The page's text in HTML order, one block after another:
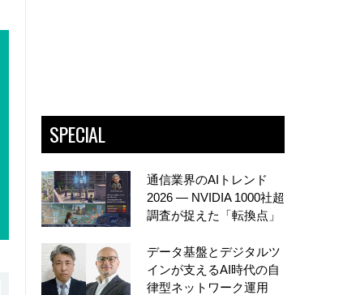
SPECIAL
通信業界のAIトレンド
2026 ― NVIDIA 1000社超
調査が捉えた「転換点」
データ基盤とデジタルツ
インが支えるAI時代の自
律型ネットワーク運用